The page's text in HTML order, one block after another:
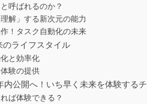
呼ばれるのか？
解」する新次元の能力
！タスク自動化の未来
ライフスタイル
と効率化
験の提供
内公開へ！いち早く未来を体験する
ば体験できる？